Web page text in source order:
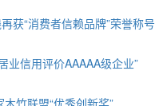
“消费者信赖品牌”荣誉称号
业信用评价AAAAA级企业”
竹联盟“优秀创新奖”